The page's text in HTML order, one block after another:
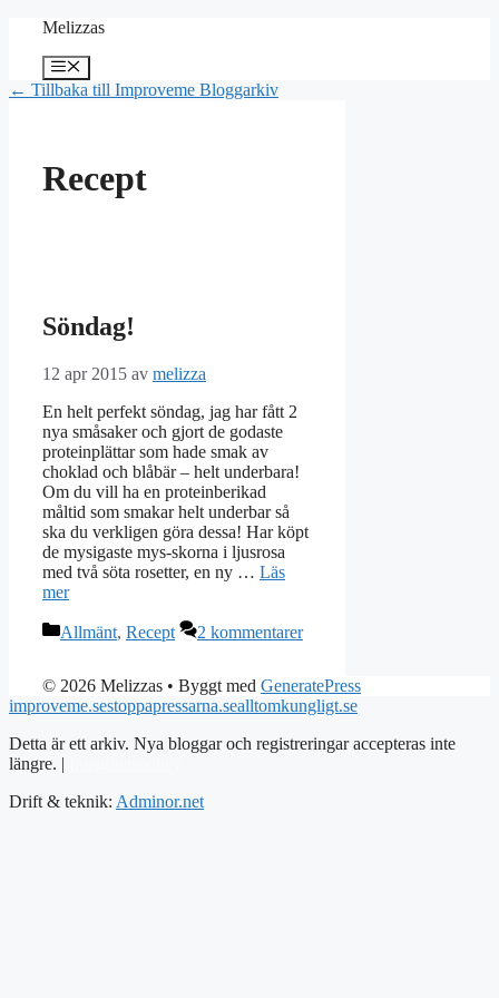
Hoppa
innehåll
Melizzas
Meny
← Tillbaka till Improveme Bloggarkiv
Recept
Söndag!
12 apr 2015 av melizza
En helt perfekt söndag, jag har fått 2
nya småsaker och gjort de godaste
proteinplättar som hade smak av
choklad och blåbär – helt underbara!
Om du vill ha en proteinberikad
måltid som smakar helt underbar så
ska du verkligen göra dessa! Har köpt
de mysigaste mys-skorna i ljusrosa
med två söta rosetter, en ny … Läs
mer
Kategorier
Allmänt, Recept 2 kommentarer
© 2026 Melizzas • Byggt med GeneratePress
improveme.sestoppapressarna.sealltomkungligt.se
Detta är ett arkiv. Nya bloggar och registreringar accepteras inte
längre. |
Drift & teknik: Adminor.net